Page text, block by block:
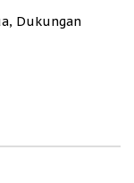
Dukungan